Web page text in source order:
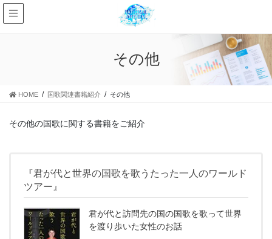
その他
HOME 国歌関連書籍紹介 その他
その他の国歌に関する書籍をご紹介
『君が代と世界の国歌を歌うたった一人のワールド
ツアー』
君が代と訪問先の国の国歌を歌って世界
を渡り歩いた女性のお話